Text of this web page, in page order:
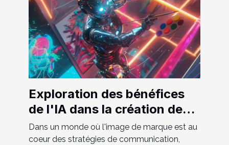
Exploration des bénéfices
de l'IA dans la création de
logos et d'images
Dans un monde où l'image de marque est au
coeur des stratégies de communication,